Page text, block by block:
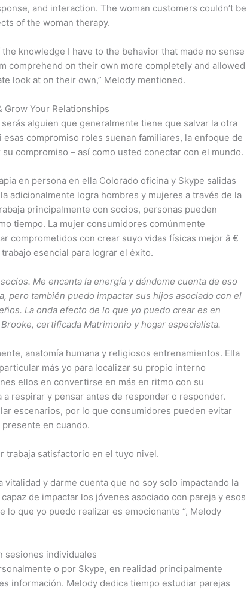
and interaction. The woman customers couldn’t be
of the woman therapy.
knowledge I have to the behavior that made no sense
comprehend on their own more completely and allowed
look at on their own,” Melody mentioned.
Grow Your Relationships
alguien que generalmente tiene que salvar la otra
compromiso roles suenan familiares, la enfoque de
compromiso – así como usted conectar con el mundo.
en persona en ella Colorado oficina y Skype salidas
adicionalmente logra hombres y mujeres a través de la
principalmente con socios, personas pueden
tiempo. La mujer consumidores comúnmente
comprometidos con crear suyo vidas físicas mejor â €
esencial para lograr el éxito.
Me encanta la energía y dándome cuenta de eso
pero también puedo impactar sus hijos asociado con el
La onda efecto de lo que yo puedo crear es en
certificada Matrimonio y hogar especialista.
anatomía humana y religiosos entrenamientos. Ella
más yo para localizar su propio interno
ellos en convertirse en más en ritmo con su
respirar y pensar antes de responder o responder.
escenarios, por lo que consumidores pueden evitar
en cuando.
trabaja satisfactorio en el tuyo nivel.
vitalidad y darme cuenta que no soy solo impactando la
de impactar los jóvenes asociado con pareja y esos
lo que yo puedo realizar es emocionante “, Melody
sesiones individuales
o por Skype, en realidad principalmente
información. Melody dedica tiempo estudiar parejas